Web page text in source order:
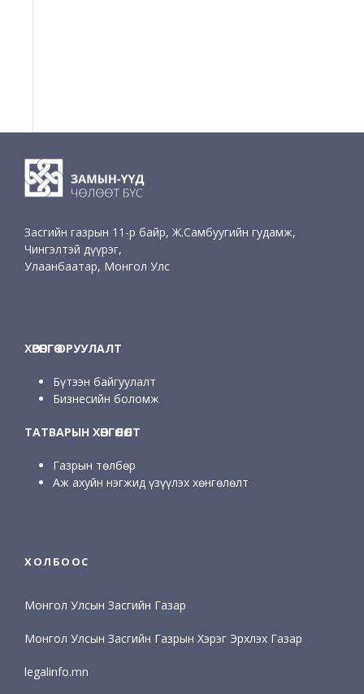
Засгийн газрын 11-р байр, Ж.Самбуугийн гудамж,
Чингэлтэй дүүрэг,
Улаанбаатар, Монгол Улс
ХӨРӨНГӨ ОРУУЛАЛТ
Бүтээн байгуулалт
Бизнесийн боломж
ТАТВАРЫН ХӨНГӨЛӨЛТ
Газрын төлбөр
Аж ахуйн нэгжид үзүүлэх хөнгөлөлт
ХОЛБООС
Монгол Улсын Засгийн Газар
Монгол Улсын Засгийн Газрын Хэрэг Эрхлэх Газар
legalinfo.mn